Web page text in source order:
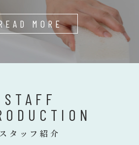
MORE
STAFF
スタッフ紹介